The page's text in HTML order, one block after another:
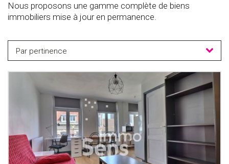
Nous proposons une gamme complète de biens
immobiliers mise à jour en permanence.
Par pertinence